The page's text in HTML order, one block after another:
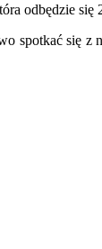
odbędzie się
spotkać się